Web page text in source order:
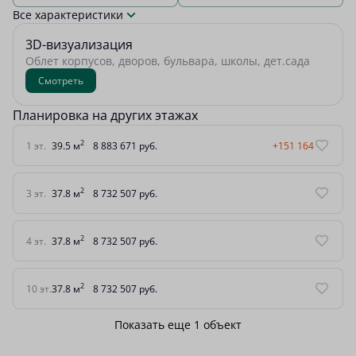
Все характеристики
3D-визуализация
Облет корпусов, дворов, бульвара, школы, дет.сада
Смотреть
Планировка на других этажах
1 эт. 39.5 м2 8 883 671 руб. +151 164
3 эт. 37.8 м2 8 732 507 руб.
4 эт. 37.8 м2 8 732 507 руб.
10 эт.37.8 м2 8 732 507 руб.
Показать еще 1 объект